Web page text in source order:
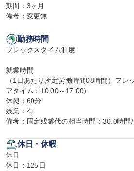
期間：3ヶ月
備考：変更無
勤務時間
フレックスタイム制度
就業時間
（1日あたり所定労働時間08時間）フレ
アタイム：10:00～17:00）
休憩：60分
残業：有
備考：固定残業代の相当時間：30.0時間/
休日・休暇
休日
休日：125日